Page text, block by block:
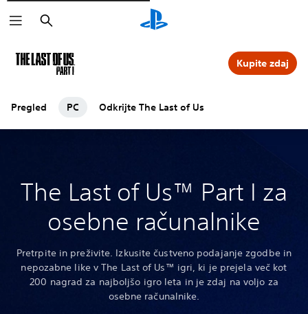
Išči
Pregled PC Odkrijte The Last of Us
Kupite zdaj
The Last of Us™ Part I za
osebne računalnike
Pretrpite in preživite. Izkusite čustveno podajanje zgodbe in
nepozabne like v The Last of Us™ igri, ki je prejela več kot
200 nagrad za najboljšo igro leta in je zdaj na voljo za
osebne računalnike.